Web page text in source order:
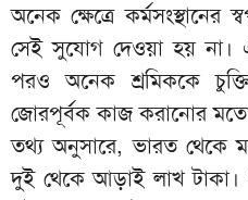
অনেক ক্ষেত্রে কর্মসংস্থানের
সেই সুযোগ দেওয়া হয় না।
পরও অনেক শ্রমিককে
জোরপূর্বক কাজ করানোর
তথ্য অনুসারে, ভারত থেকে
দুই থেকে আড়াই লাখ টাকা।